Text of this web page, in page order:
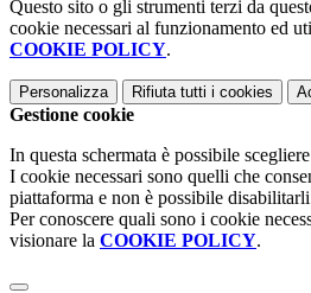
Questo sito o gli strumenti terzi da
cookie necessari al funzionamento ed
COOKIE POLICY.
Personalizza Rifiuta tutti i cookies
Gestione cookie
In questa schermata è possibile
I cookie necessari sono quelli che
piattaforma e non è possibile
Per conoscere quali sono i cookie
visionare la COOKIE POLICY.